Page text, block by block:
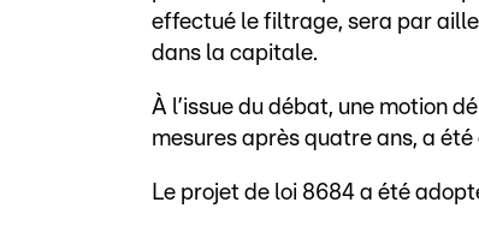
effectué le filtrage, sera par
dans la capitale.
À l’issue du débat, une motion
mesures après quatre ans, a été
Le projet de loi 8684 a été